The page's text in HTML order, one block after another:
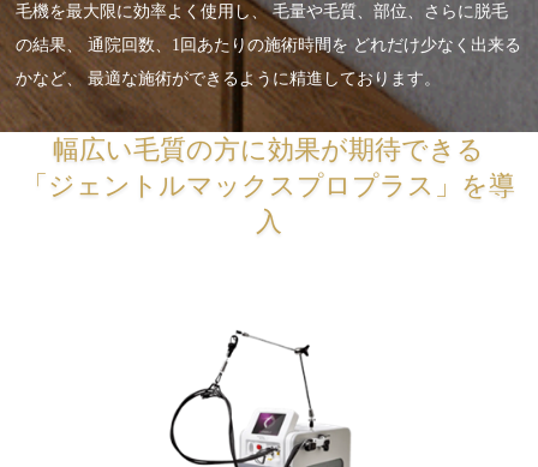
毛機を最大限に効率よく使用し、毛量や毛質、部位、さらに脱毛
の結果、 通院回数、1回あたりの施術時間を どれだけ少なく出来る
かなど、 最適な施術ができるように精進しております。
幅広い毛質の方に効果が期待できる
「ジェントルマックスプロプラス」を導
入